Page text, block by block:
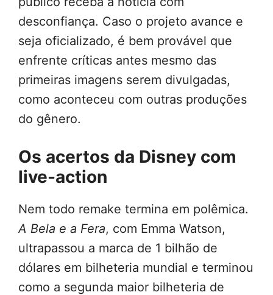
desconfiança. Caso o projeto avance e
seja oficializado, é bem provável que
enfrente críticas antes mesmo das
primeiras imagens serem divulgadas,
como aconteceu com outras produções
do gênero.
Os acertos da Disney com
live-action
Nem todo remake termina em polêmica.
A Bela e a Fera, com Emma Watson,
ultrapassou a marca de 1 bilhão de
dólares em bilheteria mundial e terminou
como a segunda maior bilheteria de